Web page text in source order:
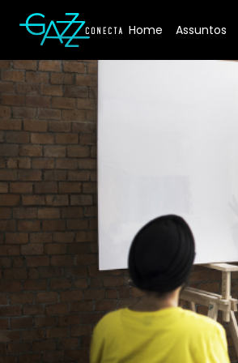
Your Company Home Assuntos